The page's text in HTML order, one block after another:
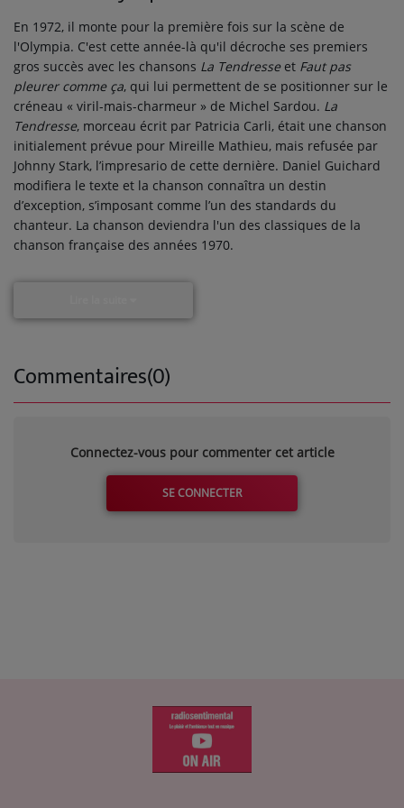
En 1972, il monte pour la première fois sur la scène de
l'Olympia. C'est cette année-là qu'il décroche ses premiers
gros succès avec les chansons La Tendresseet Faut pas
pleurer comme ça, qui lui permettent de se positionner sur le
créneau « viril-mais-charmeur » de Michel Sardou. La
Tendresse, morceau écrit par Patricia Carli, était une chanson
initialement prévue pour Mireille Mathieu, mais refusée par
Johnny Stark, l’impresario de cette dernière. Daniel Guichard
modifiera le texte et la chanson connaîtra un destin
d’exception, s’imposant comme l’un des standards du
chanteur. La chanson deviendra l'un des classiques de la
chanson française des années 1970.
Commentaires(0)
Connectez-vous pour commenter cet article
SE CONNECTER